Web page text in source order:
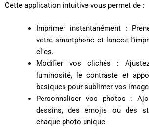
Cette application intuitive vous permet de :
Imprimer instantanément :
votre smartphone et lancez
clics.
Modifier vos clichés :
luminosité, le contraste et
basiques pour sublimer vos
Personnaliser vos photos :
dessins, des emojis ou des
chaque photo unique.